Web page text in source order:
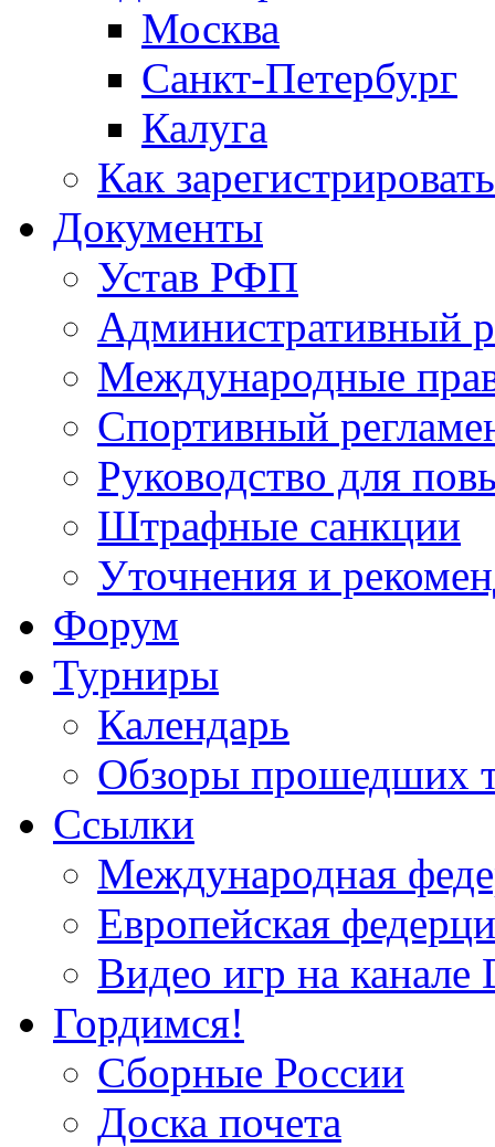
Москва
Санкт-Петербург
Калуга
Как
Документы
Устав РФП
Административный
Международные
Спортивный
Руководство для
Штрафные санкции
Уточнения и
Форум
Турниры
Календарь
Обзоры прошедших
Ссылки
Международная
Европейская
Видео игр на
Гордимся!
Сборные России
Доска почета